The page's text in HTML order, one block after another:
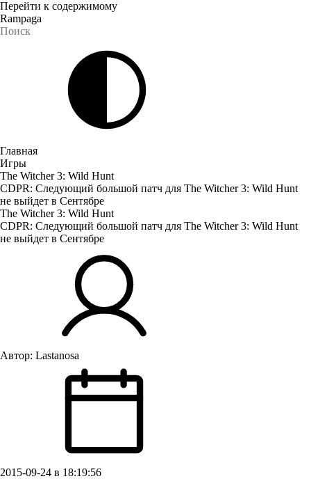
Перейти к содержимому
Rampaga
Главная
Игры
The Witcher 3: Wild Hunt
CDPR: Следующий большой патч для The Witcher 3: Wild Hunt
не выйдет в Сентябре
The Witcher 3: Wild Hunt
CDPR: Следующий большой патч для The Witcher 3: Wild Hunt
не выйдет в Сентябре
Автор: Lastanosa
2015-09-24 в 18:19:56